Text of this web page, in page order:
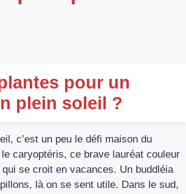
pour un
plein soleil ?
c’est un peu le défi maison du
caryoptéris, ce brave lauréat couleur
se croit en vacances. Un buddléia
là on se sent utile. Dans le sud,